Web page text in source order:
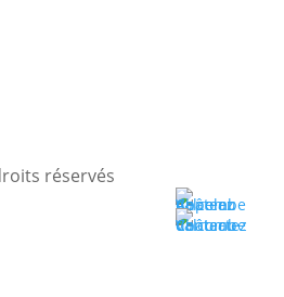
réservés